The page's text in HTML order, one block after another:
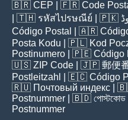
🇧🇷 CEP | 🇫🇷 Code
| 🇹🇭 รหัสไปรษณีย์ | 🇵🇰
Código Postal
| 🇦🇷
Posta Kodu | 🇵🇱 Kod
Postinumero | 🇵🇪 Código
🇺🇸 ZIP Code | 🇯🇵 郵便
Postleitzahl
| 🇪🇨 Código
🇷🇺 Почтовый индекс |
Postnummer | 🇧🇩 পোস্টকোড
Postnummer